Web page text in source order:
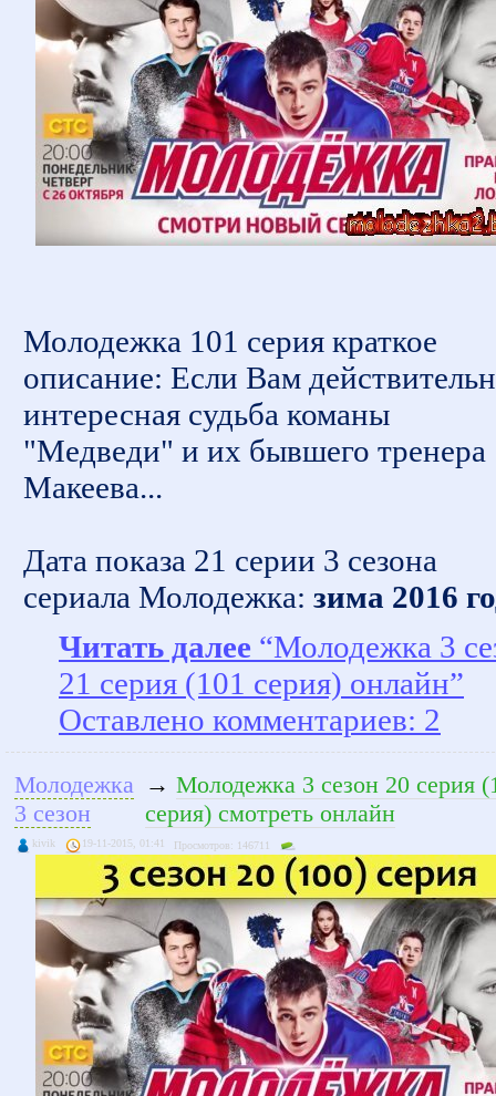
Молодежка 101 серия краткое
описание: Если Вам
интересная судьба команы
"Медведи" и их бывшего тренера
Макеева...
Дата показа 21 серии 3 сезона
сериала Молодежка: зима 2016
Читать далее “Молодежка 3
21 серия (101 серия) онлайн”
Оставлено комментариев: 2
Молодежка
3 сезон
→ Молодежка 3 сезон 20 серия
серия) смотреть онлайн
kivik 19-11-2015, 01:41 Просмотров: 146711